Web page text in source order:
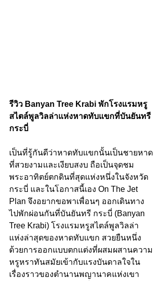
รีวิว Banyan Tree Krabi พักโรงแรมหรู
สไตล์พูลวิลล่าแห่งหาดทับแขกที่บันยันทรี
กระบี่
เป็นที่รู้กันดีว่าหาดทับแขกนั้นเป็นชายหาด
ที่สวยงามและเงียบสงบ ถือเป็นจุดชม
พระอาทิตย์ตกดินที่สุดแห่งหนึ่งในจังหวัด
กระบี่ และในโอกาสนี้เอง On The Jet
Plan จึงอยากขอพาเพื่อนๆ ออกเดินทาง
ไปพักผ่อนกันที่บันยันทรี กระบี่ (Banyan
Tree Krabi) โรงแรมหรูสไตล์พูลวิลล่า
แห่งล่าสุดของหาดทับแขก สวยยืนหนึ่ง
ด้วยการออกแบบตกแต่งที่ผสมผสานความ
หรูหราทันสมัยเข้ากับแรงบันดาลใจใน
เรื่องราวของตำนานพญานาคแห่งเขา